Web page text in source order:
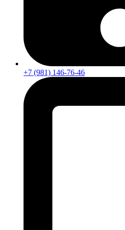
+7 (981) 146-76-46